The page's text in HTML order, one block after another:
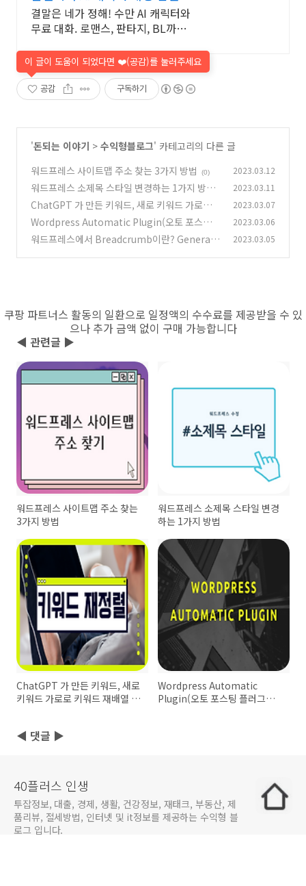
는 자유대화
결말은 네가 정해! 수만 AI 캐릭터와
무료 대화. 로맨스, 판타지, BL까지.
급!
이 글이 도움이 되었다면 ❤️(공감)를 눌러주세요
공감 구독하기
'돈되는 이야기 > 수익형블로그' 카테고리의 다른 글
워드프레스 사이트맵 주소 찾는 3가지 방법
(0) 2023.03.12
워드프레스 소제목 스타일 변경하는 1가지 방법
(1)
2023.03.11
ChatGPT 가 만든 키워드, 새로 키워드 가로로
키워드 재배열 쉽게하기
(0)
2023.03.07
Wordpress Automatic Plugin(오토 포스팅
플러그인) - 구매 방법 및 후기
(2)
2023.03.06
워드프레스에서 Breadcrumb이란? Generate
2023.03.05
쿠팡 파트너스 활동의 일환으로 일정액의 수수료를 제공받을 수 있
으나 추가 금액 없이 구매 가능합니다
◀ 관련글 ▶
워드프레스 사이트맵 주소 찾는
3가지 방법
워드프레스 소제목 스타일 변경
하는 1가지 방법
ChatGPT 가 만든 키워드, 새로
키워드 가로로 키워드 재배열 쉽
Wordpress Automatic
Plugin(오토 포스팅 플러그인)
◀ 댓글 ▶
40플러스 인생
투잡정보, 대출, 경제, 생활, 건강정보, 재태크, 부동산, 제
품리뷰, 절세방법, 인터넷 및 it정보를 제공하는 수익형 블
로그 입니다.